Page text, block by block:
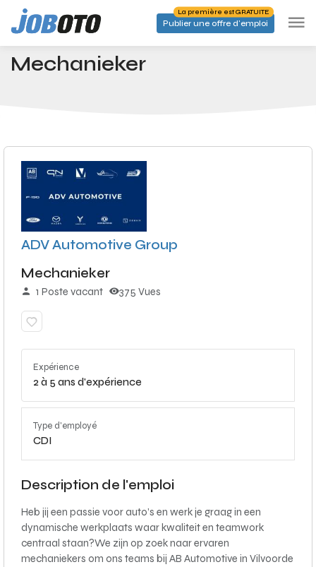
Skip to main content
Publier une offre d'emploi
La première est GRATUITE
Accueil Emplois Mechanieker
Mechanieker
ADV Automotive Group
Mechanieker
1 Poste vacant 375 Vues
Expérience
2 à 5 ans d'expérience
Type d'employé
CDI
Description de l'emploi
Heb jij een passie voor auto’s en werk je graag in een
dynamische werkplaats waar kwaliteit en teamwork
centraal staan?We zijn op zoek naar ervaren
mechaniekers om ons teams bij AB Automotive in Vilvoorde